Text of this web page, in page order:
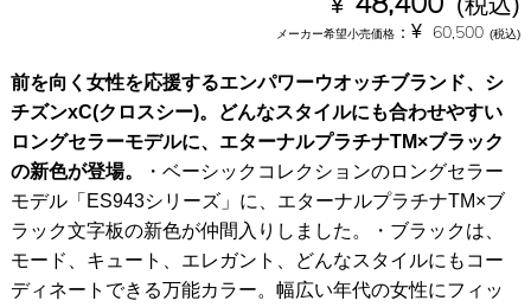
48,400
メーカー希望小売価格 ：¥ 60,500 (税込)
前を向く女性を応援するエンパワーウオッチブランド、シ
チズンxC(クロスシー)。どんなスタイルにも合わせやすい
ロングセラーモデルに、エターナルプラチナTM×ブラック
の新色が登場。
・ベーシックコレクションのロングセラー
モデル「ES943シリーズ」に、エターナルプラチナTM×ブ
ラック文字板の新色が仲間入りしました。・ブラックは、
モード、キュート、エレガント、どんなスタイルにもコー
ディネートできる万能カラー。幅広い年代の女性にフィッ